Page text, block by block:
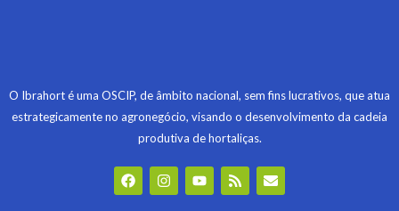
O Ibrahort é uma OSCIP, de âmbito nacional, sem fins lucrativos, que atua
estrategicamente no agronegócio, visando o desenvolvimento da cadeia
produtiva de hortaliças.
F
a
c
I
n
s
Y
o
u
R
s
s
E
n
v